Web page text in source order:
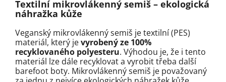
Textilní mikrovlákenný semiš – ekologická
náhražka kůže
Veganský mikrovlákenný semiš je textilní (PES)
materiál, který jevyrobený ze 100%
recyklovaného polyesteru. Výhodou je, že i tento
materiál lze dále recyklovat a vyrobit třeba další
barefoot boty. Mikrovlákenný semiš je považovaný